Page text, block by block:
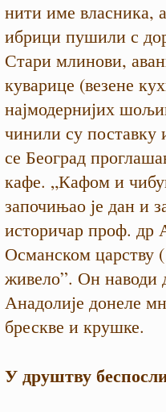
нити име власника,
ибрици пушили с
Стари млинови,
куварице (везене
најмодернијих
чинили су поставку
се Београд
кафе. „Кафом и
започињао је дан и
историчар проф. др
Османском царству
живело”. Он наводи
Анадолије донеле
брескве и крушке.
У друштву